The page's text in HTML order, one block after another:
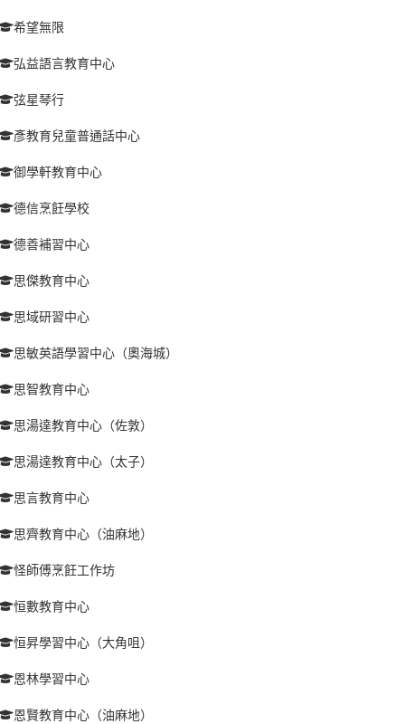
希望無限
弘益語言教育中心
弦星琴行
彥教育兒童普通話中心
御學軒教育中心
德信烹飪學校
德善補習中心
思傑教育中心
思域研習中心
思敏英語學習中心（奧海城）
思智教育中心
思湯達教育中心（佐敦）
思湯達教育中心（太子）
思言教育中心
思齊教育中心（油麻地）
怪師傅烹飪工作坊
恒數教育中心
恒昇學習中心（大角咀）
恩林學習中心
恩賢教育中心（油麻地）